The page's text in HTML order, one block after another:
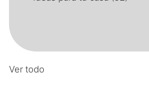
Ver todo